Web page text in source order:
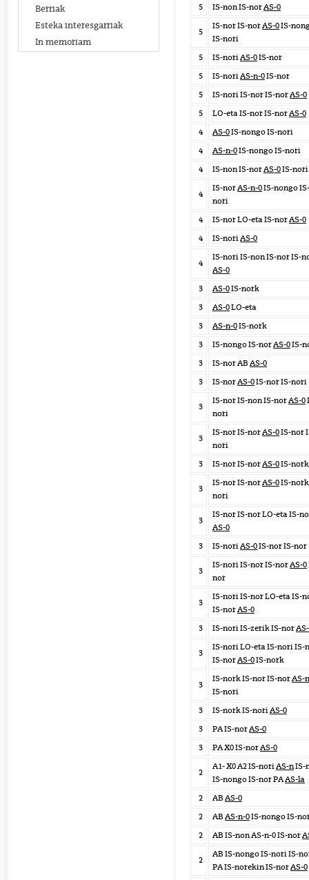
Berriak
Esteka interesgarriak
In memoriam
5
IS-non IS-norAS-0
5
IS-nor IS-norAS-0IS-
IS-nori
5
IS-noriAS-0IS-nor
5
IS-noriAS-n-0IS-nor
5
IS-nori IS-nor IS-norAS-0
5
LO-eta IS-nor IS-norAS-0
4
AS-0IS-nongo IS-nori
4
AS-n-0IS-nongo IS-nori
4
IS-non IS-norAS-0IS-nori
4
IS-norAS-n-0IS-nongo IS-
nori
4
IS-nor LO-eta IS-norAS-0
4
IS-noriAS-0
4
IS-nori IS-non IS-nor IS-
AS-0
3
AS-0IS-nork
3
AS-0LO-eta
3
AS-n-0IS-nork
3
IS-nongo IS-norAS-0IS-
3
IS-nor AB AS-0
3
IS-norAS-0IS-nor IS-nori
3
IS-nor IS-non IS-norAS-0
nori
3
IS-nor IS-norAS-0IS-nor
nori
3
IS-nor IS-norAS-0IS-nork
3
IS-nor IS-norAS-0IS-
nori
3
IS-nor IS-nor LO-eta IS-
AS-0
3
IS-noriAS-0IS-nor IS-nor
3
IS-nori IS-nor IS-norAS-0
nor
3
IS-nori IS-nor LO-eta IS-
IS-norAS-0
3
IS-nori IS-zerik IS-nor
3
IS-nori LO-eta IS-nori IS-
IS-norAS-0IS-nork
3
IS-nork IS-nor IS-norAS-
IS-nori
3
IS-nork IS-noriAS-0
3
PA IS-norAS-0
3
PA X0 IS-norAS-0
2
A1- X0 A2 IS-noriAS-nIS-
IS-nongo IS-nor PAAS-la
2
AB AS-0
2
AB AS-n-0IS-nongo IS-
2
AB IS-non AS-n-0 IS-nor
2
AB IS-nongo IS-nori IS-
PA IS-norekin IS-norAS-0